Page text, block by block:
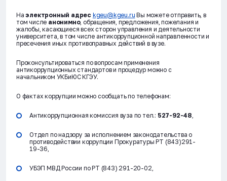
Наэлектронный адрес kgeu@kgeu.ru Вы можете отправить, в
том числе анонимно, обращения, предложения, пожелания и
жалобы, касающиеся всех сторон управления и деятельности
университета, в том числе антикоррупционной направленности и
пресечения иных противоправных действий в вузе.
Проконсультироваться по вопросам применения
антикоррупционных стандартов и процедур можно с
начальником УКБиЮС КГЭУ.
О фактах коррупции можно сообщать по телефонам:
Антикоррупционная комиссия вуза по тел.: 527-92-48,
Отдел по надзору за исполнением законодательства о
противодействии коррупции Прокуратуры РТ (843)291-
19-36,
УБЭП МВД России по РТ (843) 291-20-02,